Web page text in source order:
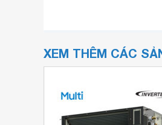
XEM THÊM CÁC